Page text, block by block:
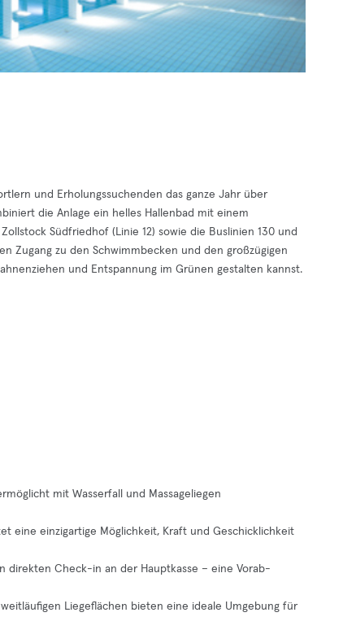
und Erholungssuchenden das ganze Jahr über
die Anlage ein helles Hallenbad mit einem
Südfriedhof (Linie 12) sowie die Buslinien 130 und
Zugang zu den Schwimmbecken und den großzügigen
und Entspannung im Grünen gestalten kannst.
mit Wasserfall und Massageliegen
eine einzigartige Möglichkeit, Kraft und Geschicklichkeit
direkten Check-in an der Hauptkasse – eine Vorab-
Liegeflächen bieten eine ideale Umgebung für